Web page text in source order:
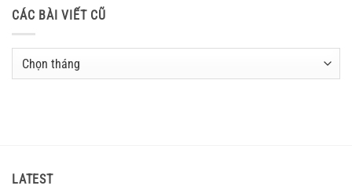
CÁC BÀI VIẾT CŨ
Các
LATEST